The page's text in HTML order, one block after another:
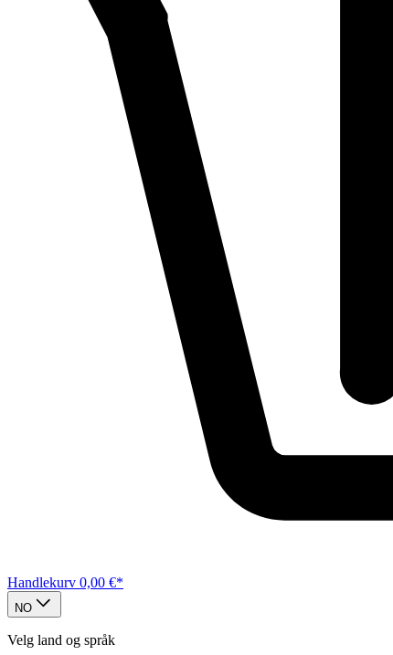
Handlekurv 0,00 €*
NO
Velg land og språk